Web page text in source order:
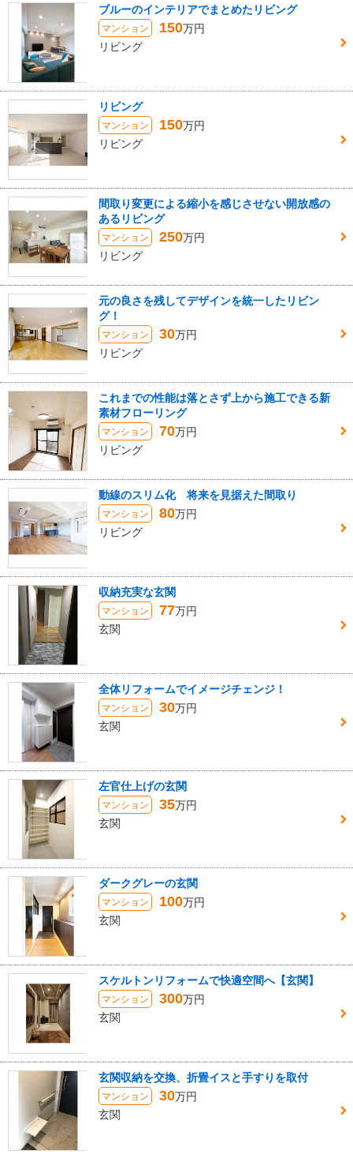
ブルーのインテリアでまとめたリビング
マンション 150万円
リビング
リビング
マンション 150万円
リビング
間取り変更による縮小を感じさせない開放感の
あるリビング
マンション 250万円
リビング
元の良さを残してデザインを統一したリビン
グ！
マンション 30万円
リビング
これまでの性能は落とさず上から施工できる新
素材フローリング
マンション 70万円
リビング
動線のスリム化 将来を見据えた間取り
マンション 80万円
リビング
収納充実な玄関
マンション 77万円
玄関
全体リフォームでイメージチェンジ！
マンション 30万円
玄関
左官仕上げの玄関
マンション 35万円
玄関
ダークグレーの玄関
マンション 100万円
玄関
スケルトンリフォームで快適空間へ【玄関】
マンション 300万円
玄関
玄関収納を交換、折畳イスと手すりを取付
マンション 30万円
玄関